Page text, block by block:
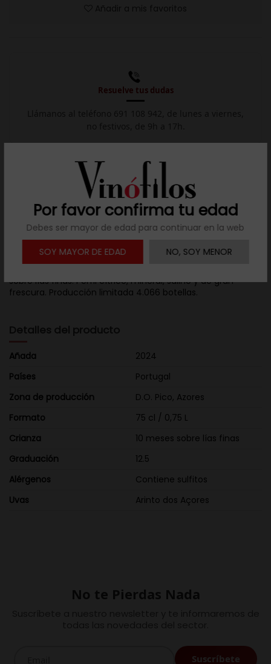
Por favor confirma tu edad
Debes ser mayor de edad para continuar en la web
SOY MAYOR DE EDAD
NO, SOY MENOR
Resuelve tus dudas

Descripción
Arinto dos Açores 2021 D.O. Pico, 100% Arinto autóctono,
12,5% vol. Vendimia manual, prensado de racimo entero y
sobre lías finas. Perfil cítrico, mineral, salino y de gran
frescura. Producción limitada 4.066 botellas.
Detalles del producto
Añada
2024
Países
Portugal
Zona de producción
D.O. Pico, Azores
Formato
75 cl / 0,75 L
Crianza
10 meses sobre lías finas
Graduación
12.5
Alérgenos
Contiene sulfitos
Uvas
Arinto dos Açores
No te Pierdas Nada